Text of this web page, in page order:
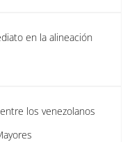
en la alineación
los venezolanos